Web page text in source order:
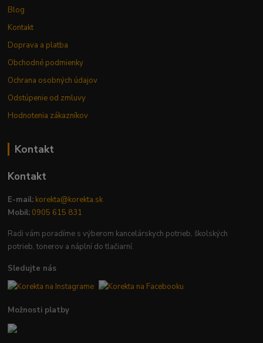
Blog
Kontakt
Doprava a platba
Obchodné podmienky
Ochrana osobných údajov
Odstúpenie od zmluvy
Hodnotenia zákazníkov
Kontakt
Kontakt
E-mail: korekta@korekta.sk
Mobil: 0905 615 831
Radi vám poradíme s výberom kancelárskych potrieb, školských
potrieb, tonerov a náplní do tlačiarní.
Sledujte nás
Možnosti platby